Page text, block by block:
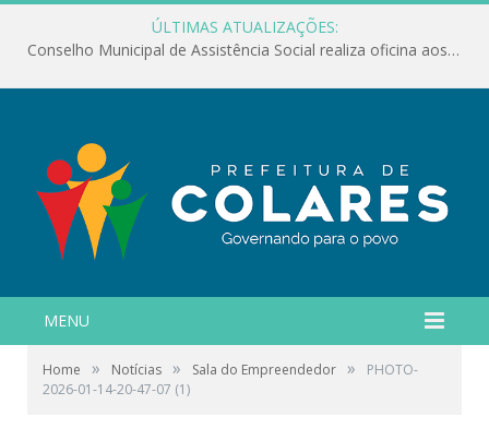
ÚLTIMAS ATUALIZAÇÕES:
Conselho Municipal de Assistência Social realiza oficina aos servidores
MENU
Home » Notícias » Sala do Empreendedor »
PHOTO-
2026-01-14-20-47-07 (1)